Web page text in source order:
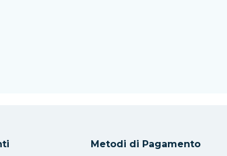
Metodi di Pagamento